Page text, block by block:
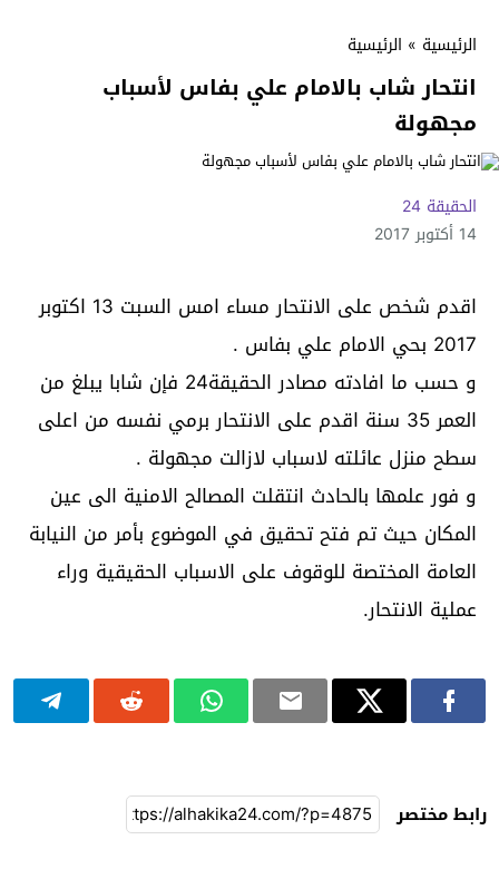
الرئيسية » الرئيسية
انتحار شاب بالامام علي بفاس لأسباب
مجهولة
الحقيقة 24
14 أكتوبر 2017
اقدم شخص على الانتحار مساء امس السبت 13 اكتوبر
2017 بحي الامام علي بفاس .
و حسب ما افادته مصادر الحقيقة24 فإن شابا يبلغ من
العمر 35 سنة اقدم على الانتحار برمي نفسه من اعلى
سطح منزل عائلته لاسباب لازالت مجهولة .
و فور علمها بالحادث انتقلت المصالح الامنية الى عين
المكان حيث تم فتح تحقيق في الموضوع بأمر من النيابة
العامة المختصة للوقوف على الاسباب الحقيقية وراء
عملية الانتحار.
رابط مختصر